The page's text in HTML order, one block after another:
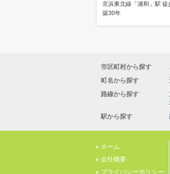
京浜東北線「浦和」駅 徒
築30年
市区町村から探す
町名から探す
路線から探す
駅から探す
ホーム
会社概要
プライバシーポリシー